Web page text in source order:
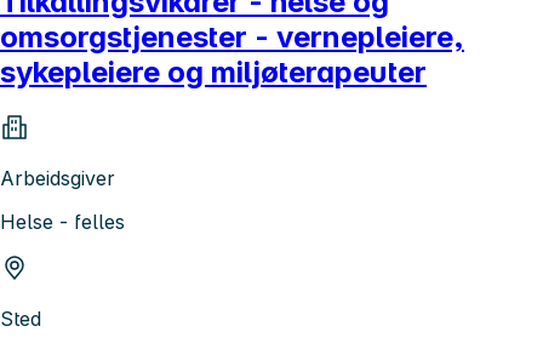
omsorgstjenester - vernepleiere,
sykepleiere og miljøterapeuter
Arbeidsgiver
Helse - felles
Sted